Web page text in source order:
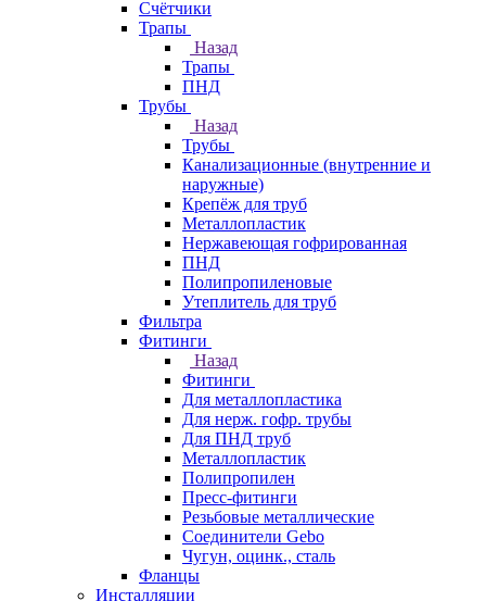
Счётчики
Трапы
Назад
Трапы
ПНД
Трубы
Назад
Трубы
Канализационные (внутренние и
наружные)
Крепёж для труб
Металлопластик
Нержавеющая гофрированная
ПНД
Полипропиленовые
Утеплитель для труб
Фильтра
Фитинги
Назад
Фитинги
Для металлопластика
Для нерж. гофр. трубы
Для ПНД труб
Металлопластик
Полипропилен
Пресс-фитинги
Резьбовые металлические
Соединители Gebo
Чугун, оцинк., сталь
Фланцы
Инсталляции